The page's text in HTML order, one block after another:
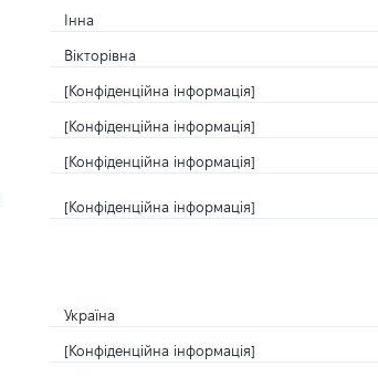
Інна
Вікторівна
[Конфіденційна інформація]
[Конфіденційна інформація]
[Конфіденційна інформація]
[Конфіденційна інформація]
Україна
[Конфіденційна інформація]